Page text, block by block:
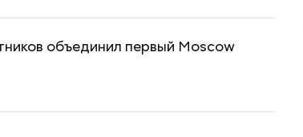
объединил первый Moscow
по
Как предотвратить развитие